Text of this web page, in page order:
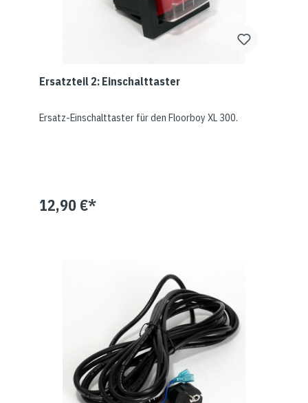
Ersatzteil 2: Einschalttaster
Ersatz-Einschalttaster für den Floorboy XL 300.
12,90 €*